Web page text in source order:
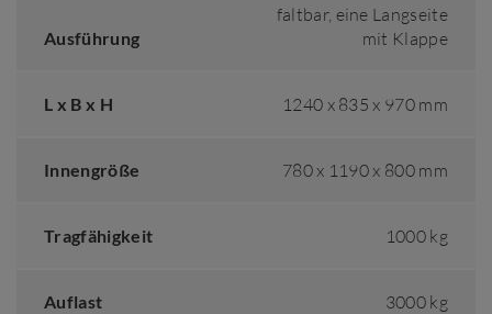
Ausführung
faltbar, eine Langseite
mit Klappe
L x B x H 1240 x 835 x 970 mm
Innengröße 780 x 1190 x 800 mm
Tragfähigkeit 1000 kg
Auflast 3000 kg